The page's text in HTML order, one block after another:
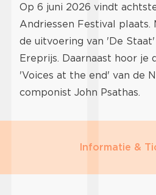
Op 6 juni 2026 vindt
Andriessen Festival plaats.
de uitvoering van 'De
Ereprijs. Daarnaast hoor je
'Voices at the end' van de
componist John Psathas.
Informatie &